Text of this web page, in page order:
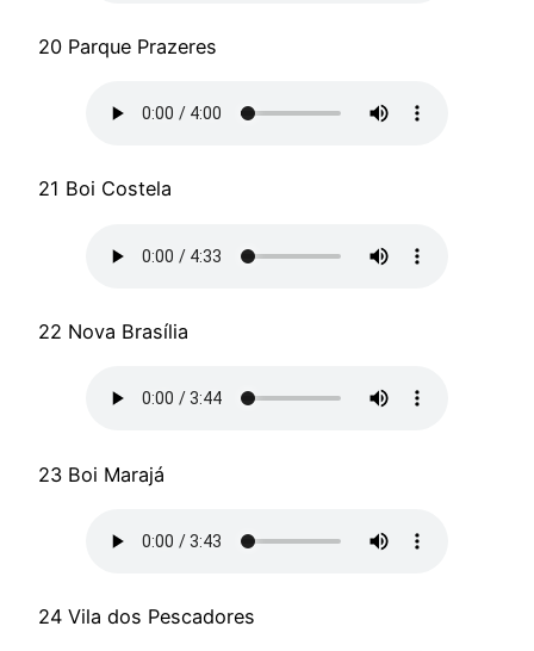
20 Parque Prazeres
21 Boi Costela
22 Nova Brasília
23 Boi Marajá
24 Vila dos Pescadores